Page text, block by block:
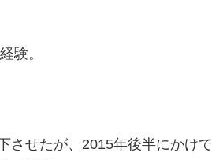
験。
させたが、2015年後半にかけて